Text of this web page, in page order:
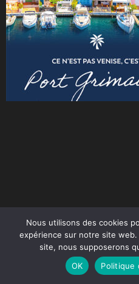
Nous utilisons des cookies
expérience sur notre site
site, nous supposerons
OK
Politique